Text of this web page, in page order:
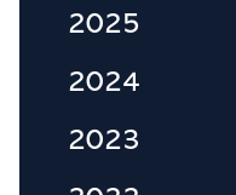
2025
2024
2023